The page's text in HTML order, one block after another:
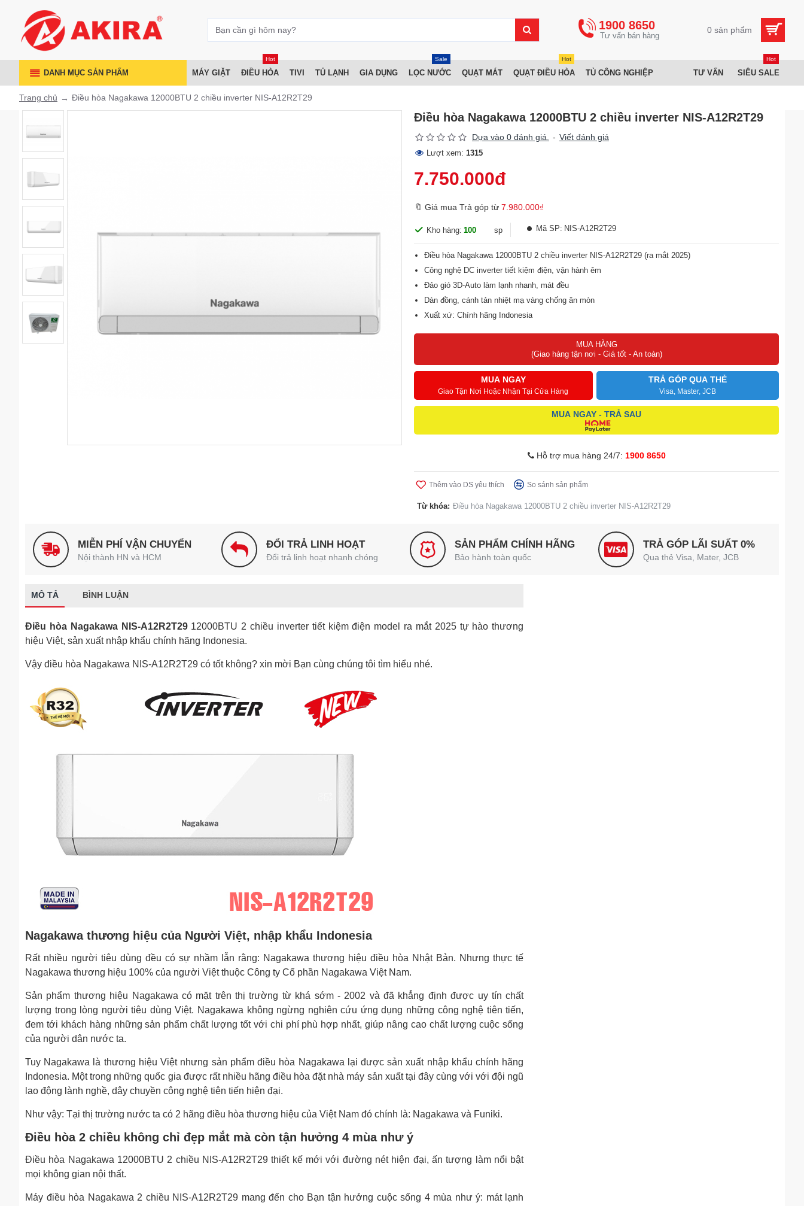
1900 8650 0 sản phẩm
DANH MỤC SẢN PHẨM MÁY GIẶT ĐIỀU HÒA
Hot
TIVI TỦ LẠNH GIA DỤNG LỌC NƯỚC
Sale
QUẠT MÁT QUẠT ĐIỀU HÒA
Hot
TỦ CÔNG NGHIỆP TƯ VẤN SIÊU SALE
Hot
Trang chủ Điều hòa Nagakawa 12000BTU 2 chiều inverter NIS-A12R2T29
Điều hòa Nagakawa 12000BTU 2 chiều inverter NIS-A12R2T29
Dựa vào 0 đánh giá. - Viết đánh giá
Lượt xem: 1315
7.750.000đ
🔖 Giá mua Trả góp từ 7.980.000₫
Kho hàng: 100 sp Mã SP: NIS-A12R2T29
Điều hòa Nagakawa 12000BTU 2 chiều inverter NIS-A12R2T29 (ra mắt 2025)
Công nghệ DC inverter tiết kiệm điện, vận hành êm
Đảo gió 3D-Auto làm lạnh nhanh, mát đều
Dàn đồng, cánh tản nhiệt mạ vàng chống ăn mòn
Xuất xứ: Chính hãng Indonesia
MUA HÀNG
(Giao hàng tận nơi - Giá tốt - An toàn)
MUA NGAY
Giao Tận Nơi Hoặc Nhận Tại Cửa Hàng
TRẢ GÓP QUA THẺ
Visa, Master, JCB
MUA NGAY - TRẢ SAU
Hỗ trợ mua hàng 24/7: 1900 8650
Thêm vào DS yêu thích So sánh sản phẩm
Từ khóa: Điều hòa Nagakawa 12000BTU 2 chiều inverter NIS-A12R2T29
MIỄN PHÍ VẬN CHUYỂN
Nội thành HN và HCM
ĐỔI TRẢ LINH HOẠT
Đổi trả linh hoạt nhanh chóng
SẢN PHẨM CHÍNH HÃNG
Bảo hành toàn quốc
TRẢ GÓP LÃI SUẤT 0%
Qua thẻ Visa, Mater, JCB
MÔ TẢ BÌNH LUẬN
Điều hòa Nagakawa NIS-A12R2T2912000BTU 2 chiều inverter tiết kiệm điện model ra mắt 2025 tự hào thương
hiệu Việt, sản xuất nhập khẩu chính hãng Indonesia.
Vậy điều hòa Nagakawa NIS-A12R2T29 có tốt không? xin mời Bạn cùng chúng tôi tìm hiểu nhé.
Nagakawa thương hiệu của Người Việt, nhập khẩu Indonesia
Rất nhiều người tiêu dùng đều có sự nhầm lẫn rằng: Nagakawa thương hiệu điều hòa Nhật Bản. Nhưng thực tế
Nagakawa thương hiệu 100% của người Việt thuộc Công ty Cổ phần Nagakawa Việt Nam.
Sản phẩm thương hiệu Nagakawa có mặt trên thị trường từ khá sớm - 2002 và đã khẳng định được uy tín chất
lượng trong lòng người tiêu dùng Việt. Nagakawa không ngừng nghiên cứu ứng dụng những công nghệ tiên tiến,
đem tới khách hàng những sản phẩm chất lượng tốt với chi phí phù hợp nhất, giúp nâng cao chất lượng cuộc sống
của người dân nước ta.
Tuy Nagakawa là thương hiệu Việt nhưng sản phẩm điều hòa Nagakawa lại được sản xuất nhập khẩu chính hãng
Indonesia. Một trong những quốc gia được rất nhiều hãng điều hòa đặt nhà máy sản xuất tại đây cùng với với đội ngũ
lao động lành nghề, dây chuyền công nghệ tiên tiến hiện đại.
Như vậy: Tại thị trường nước ta có 2 hãng điều hòa thương hiệu của Việt Nam đó chính là: Nagakawa và Funiki.
Điều hòa 2 chiều không chỉ đẹp mắt mà còn tận hưởng 4 mùa như ý
Điều hòa Nagakawa 12000BTU 2 chiều NIS-A12R2T29 thiết kế mới với đường nét hiện đại, ấn tượng làm nổi bật
mọi không gian nội thất.
Máy điều hòa Nagakawa 2 chiều NIS-A12R2T29 mang đến cho Bạn tận hưởng cuộc sống 4 mùa như ý: mát lạnh